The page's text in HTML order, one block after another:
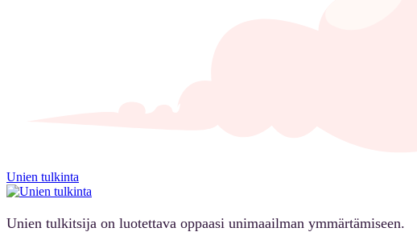
Unien tulkinta
Unien tulkitsija on luotettava oppaasi unimaailman ymmärtämiseen.